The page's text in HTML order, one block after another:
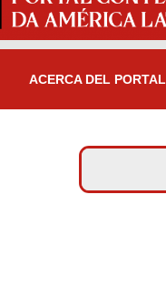
ACERCA DEL PORTAL